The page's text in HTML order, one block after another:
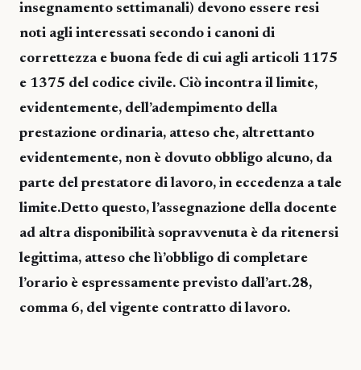
insegnamento settimanali) devono essere resi
noti agli interessati secondo i canoni di
correttezza e buona fede di cui agli articoli 1175
e 1375 del codice civile. Ciò incontra il limite,
evidentemente, dell’adempimento della
prestazione ordinaria, atteso che, altrettanto
evidentemente, non è dovuto obbligo alcuno, da
parte del prestatore di lavoro, in eccedenza a tale
limite.Detto questo, l’assegnazione della docente
ad altra disponibilità sopravvenuta è da ritenersi
legittima, atteso che lì’obbligo di completare
l’orario è espressamente previsto dall’art.28,
comma 6, del vigente contratto di lavoro.